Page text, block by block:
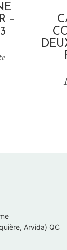
–
(arr. Jonquière, Arvida) QC